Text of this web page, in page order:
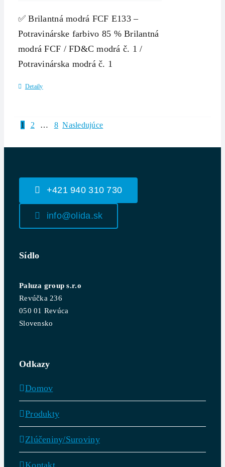
✅ Brilantná modrá FCF E133 –
Potravinárske farbivo 85 % Brilantná
modrá FCF / FD&C modrá č. 1 /
Potravinárska modrá č. 1
Detaily
1 2 … 8 Nasledujúce
+421 940 310 730
info@olida.sk
Sídlo
Paluza group s.r.o
Revúčka 236
050 01 Revúca
Slovensko
Odkazy
Domov
Produkty
Zlúčeniny/Suroviny
Kontakt